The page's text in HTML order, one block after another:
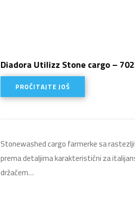
Diadora Utilizz Stone cargo –
PROČITAJTE JOŠ
Stonewashed cargo farmerke sa
prema detaljima karakteristični za
držačem…